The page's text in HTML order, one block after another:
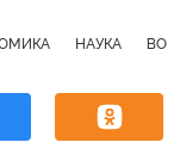
НАУКА